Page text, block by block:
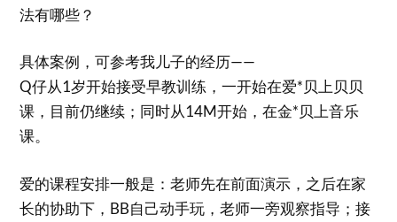
法有哪些？
具体案例，可参考我儿子的经历——
Q仔从1岁开始接受早教训练，一开始在爱*贝上贝贝
课，目前仍继续；同时从14M开始，在金*贝上音乐
课。
爱的课程安排一般是：老师先在前面演示，之后在家
长的协助下，BB自己动手玩，老师一旁观察指导；接